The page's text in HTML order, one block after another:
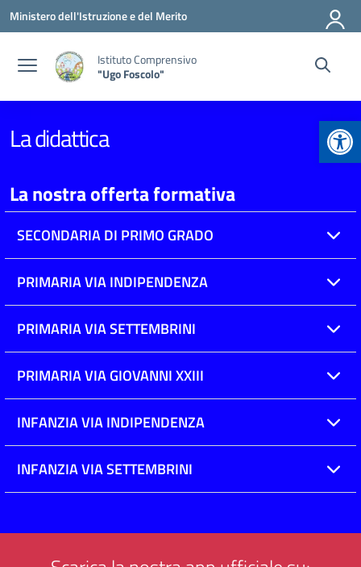
Vai ai contenuti
Vai al menu di navigazione
Vai al footer
Ministero dell'Istruzione e del Merito
Istituto Comprensivo
"Ugo Foscolo"
La didattica
La nostra offerta formativa
SECONDARIA DI PRIMO GRADO
PRIMARIA VIA INDIPENDENZA
PRIMARIA VIA SETTEMBRINI
PRIMARIA VIA GIOVANNI XXIII
INFANZIA VIA INDIPENDENZA
INFANZIA VIA SETTEMBRINI